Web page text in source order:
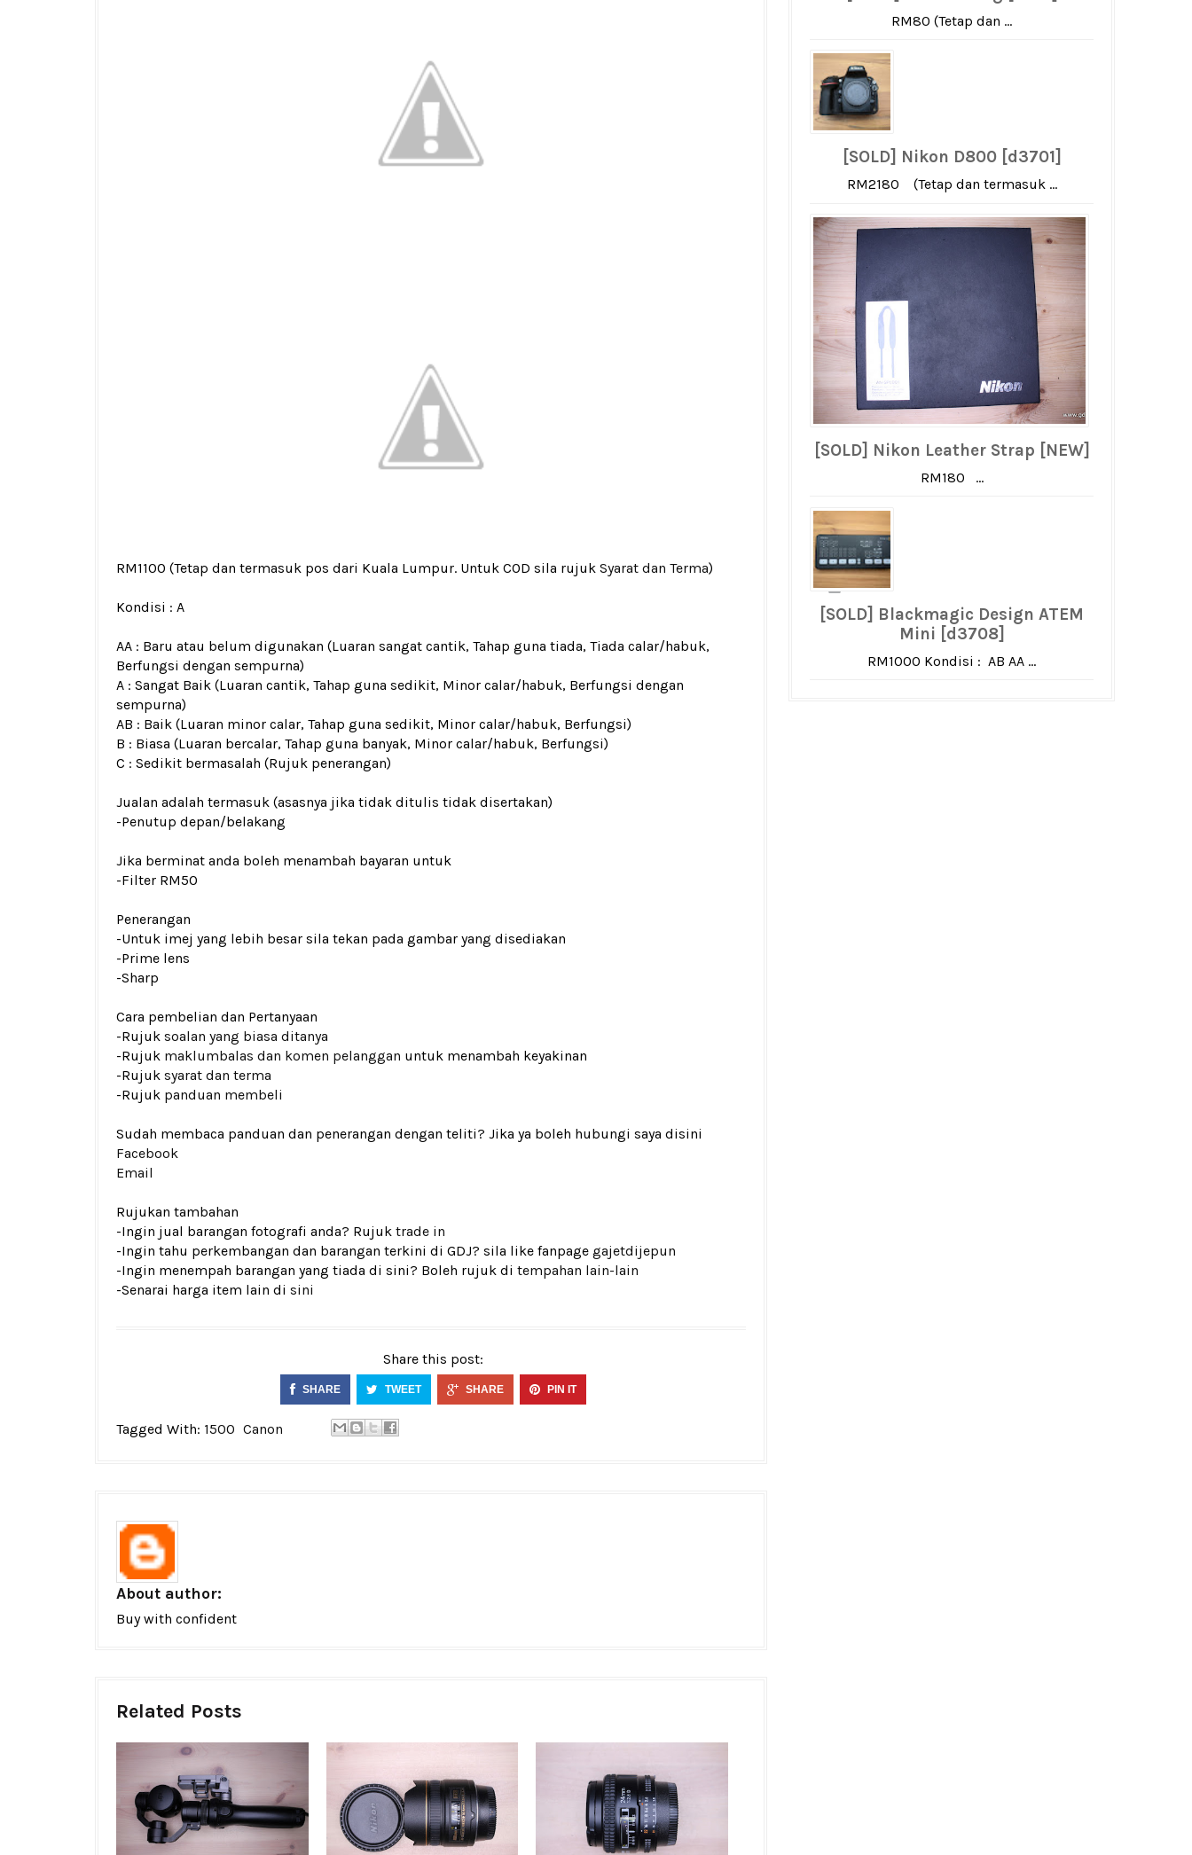
RM1100 (Tetap dan termasuk pos dari Kuala Lumpur. Untuk COD sila rujuk Syarat dan Terma)
Kondisi : A
AA : Baru atau belum digunakan (Luaran sangat cantik, Tahap guna tiada, Tiada calar/habuk,
Berfungsi dengan sempurna)
A : Sangat Baik (Luaran cantik, Tahap guna sedikit, Minor calar/habuk, Berfungsi dengan
sempurna)
AB : Baik (Luaran minor calar, Tahap guna sedikit, Minor calar/habuk, Berfungsi)
B : Biasa (Luaran bercalar, Tahap guna banyak, Minor calar/habuk, Berfungsi)
C : Sedikit bermasalah (Rujuk penerangan)
Jualan adalah termasuk (asasnya jika tidak ditulis tidak disertakan)
-Penutup depan/belakang
Jika berminat anda boleh menambah bayaran untuk
-Filter RM50
Penerangan
-Untuk imej yang lebih besar sila tekan pada gambar yang disediakan
-Prime lens
-Sharp
Cara pembelian dan Pertanyaan
-Rujuk soalan yang biasa ditanya
-Rujuk maklumbalas dan komen pelanggan untuk menambah keyakinan
-Rujuk syarat dan terma
-Rujuk panduan membeli
Sudah membaca panduan dan penerangan dengan teliti? Jika ya boleh hubungi saya disini
Facebook
Email
Rujukan tambahan
-Ingin jual barangan fotografi anda? Rujuk trade in
-Ingin tahu perkembangan dan barangan terkini di GDJ? sila like fanpage gajetdijepun
-Ingin menempah barangan yang tiada di sini? Boleh rujuk di tempahan lain-lain
-Senarai harga item lain di sini
Share this post:
SHARE TWEET SHARE PIN IT
Tagged With: 1500 Canon
About author:
Buy with confident
Related Posts
RM80 (Tetap dan ...
[SOLD] Nikon D800 [d3701]
RM2180 (Tetap dan termasuk ...
[SOLD] Nikon Leather Strap [NEW]
RM180 ...
[SOLD] Blackmagic Design ATEM
Mini [d3708]
RM1000 Kondisi : AB AA ...